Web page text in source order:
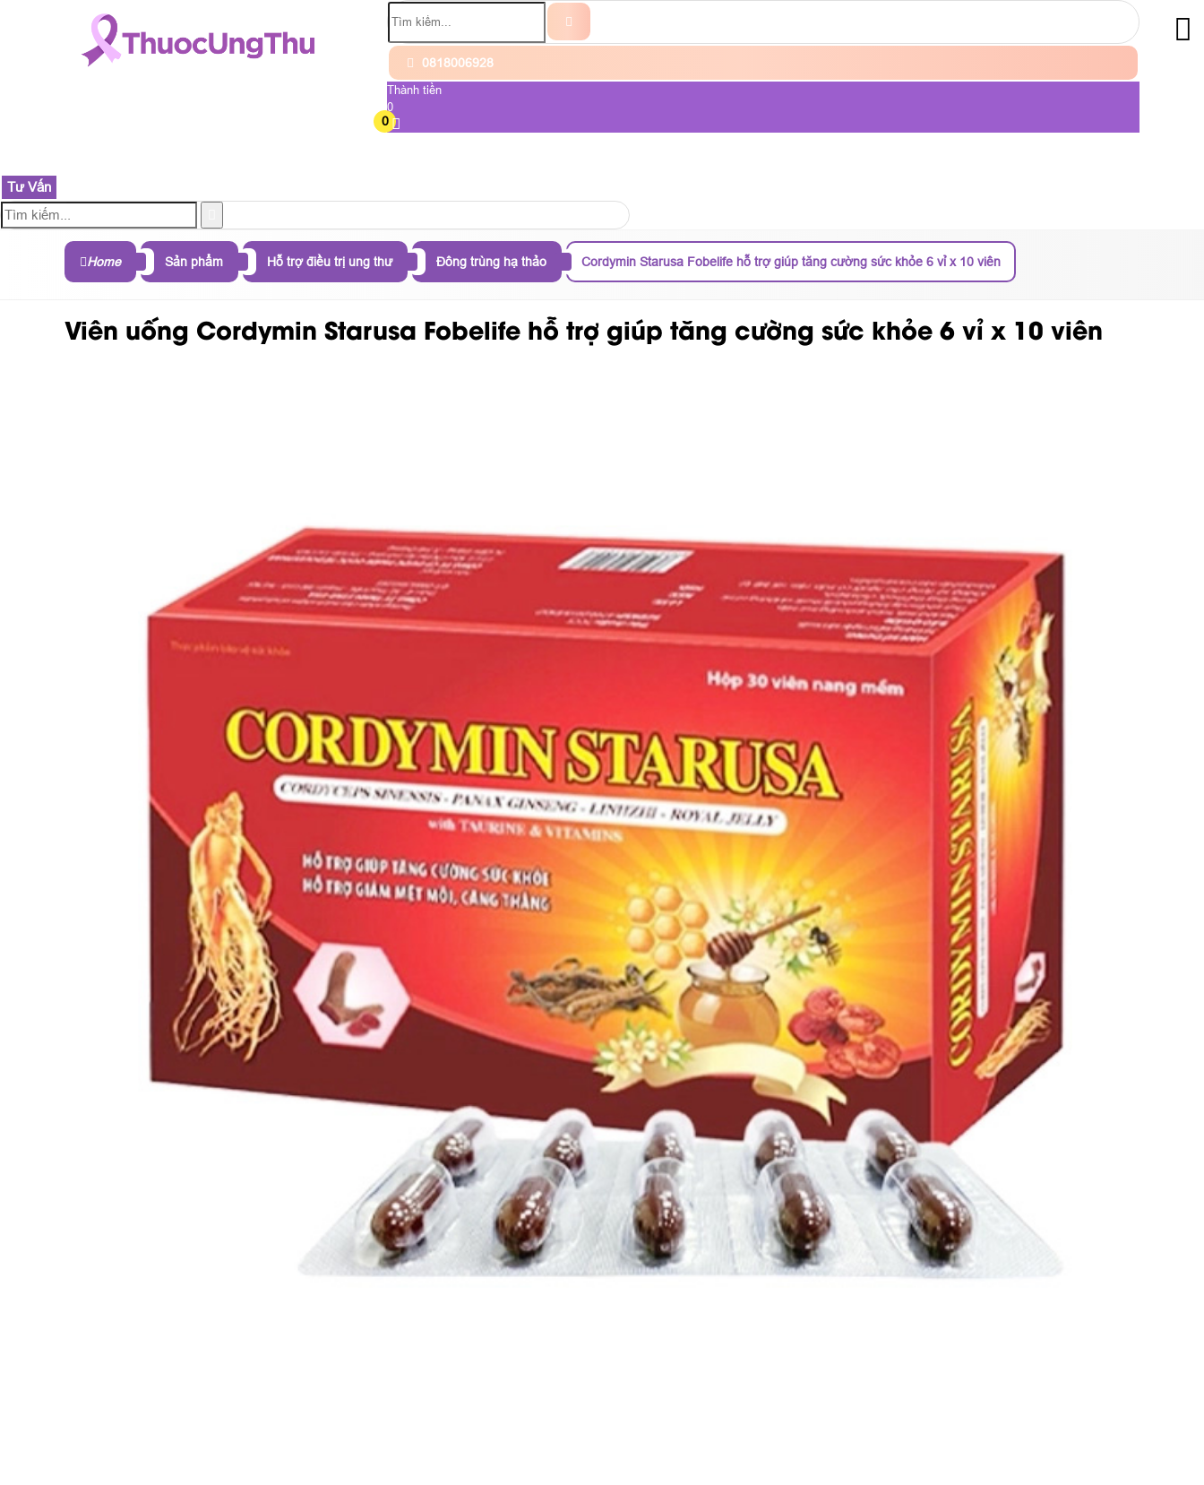
0818006928
Thành tiền
0
0
Tư Vấn
Home Sản phẩm Hỗ trợ điều trị ung thư Đông trùng hạ thảo Cordymin Starusa Fobelife hỗ trợ giúp tăng cường sức khỏe 6 vỉ x 10 viên
Viên uống Cordymin Starusa Fobelife hỗ trợ giúp tăng cường sức khỏe 6 vỉ x 10 viên